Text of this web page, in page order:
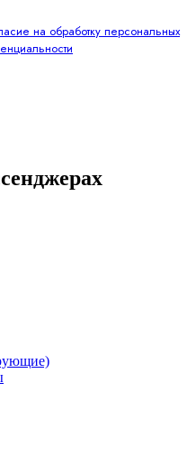
на обработку персональных